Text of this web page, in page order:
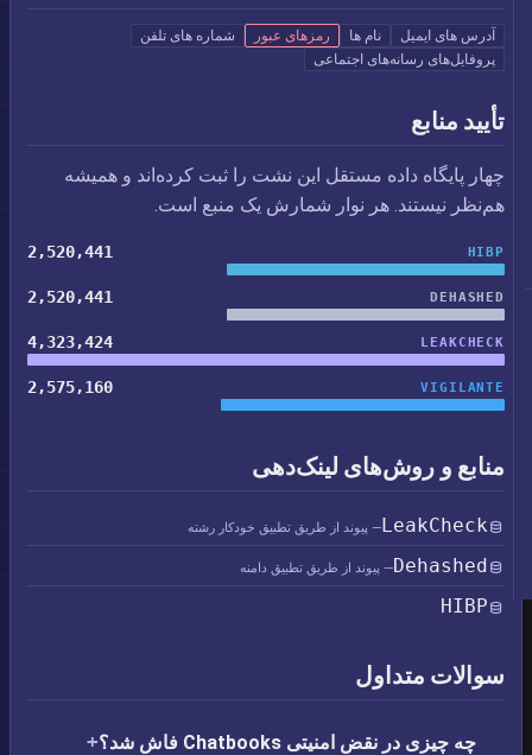
آدرس های ایمیل نام ها رمزهای عبور
شماره های تلفن
پروفایل‌های رسانه‌های اجتماعی
تأیید منابع
چهار پایگاه داده مستقل این نشت را ثبت کرده‌اند و همیشه
هم‌نظر نیستند. هر نوار شمارش یک منبع است.
HIBP
2,520,441
DEHASHED
2,520,441
LEAKCHECK
4,323,424
VIGILANTE
2,575,160
منابع و روش‌های لینک‌دهی
LeakCheck— پیوند از طریق تطبیق خودکار رشته
Dehashed— پیوند از طریق تطبیق دامنه
HIBP
سوالات متداول
چه چیزی در نقض امنیتی Chatbooks فاش شد؟